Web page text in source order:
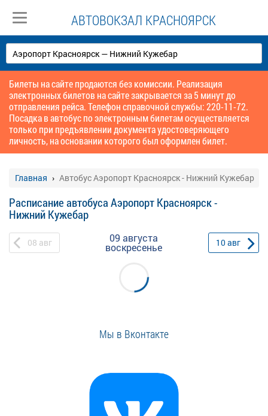
АВТОВОКЗАЛ КРАСНОЯРСК
Билеты на сайте продаются без комиссии. Реализация
электронных билетов на сайте закрывается за 5 минут до
отправления рейса. Телефон справочной службы: 220-11-72.
Посадка в автобус по электронным билетам осуществляется
только при предъявлении документа удостоверяющего
личность, на основании которого был оформлен билет.
Главная Автобус Аэропорт Красноярск - Нижний Кужебар
Расписание автобуса Аэропорт Красноярск -
Нижний Кужебар
08 авг 09 августа
воскресенье 10авг
Мы в Вконтакте